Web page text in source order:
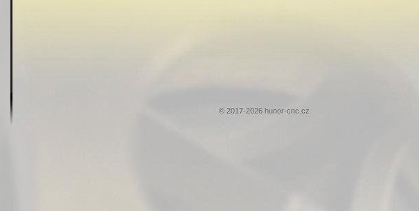
© 2017-2026 hunor-cnc.cz